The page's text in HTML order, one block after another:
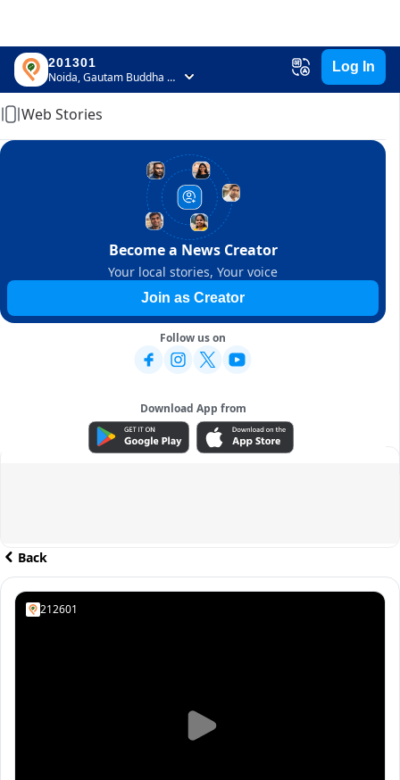
201301
Noida, Gautam Buddha Nagar, Uttar Pradesh
Log In
Home
Web Stories
Become a News Creator
Your local stories, Your voice
Join as Creator
Follow us on
Download App from
ADVERTISEMENT
Back
212601